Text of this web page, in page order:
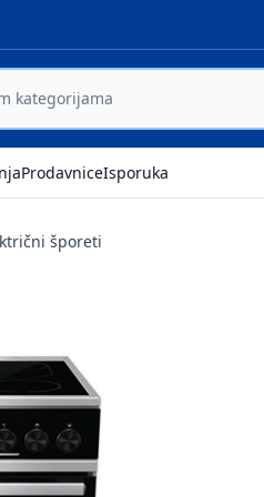
ProdavniceIsporuka
šporeti